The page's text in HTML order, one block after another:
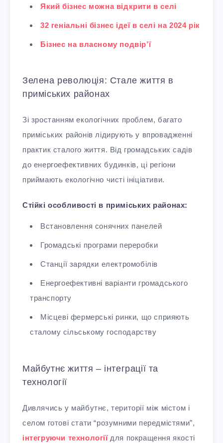
Який бізнес можна відкрити в селі
32 геніальні бізнес ідеї в селі на 2024 рік
Бізнес на власному подвір’ї
Зелена революція: Стале життя в
приміських районах
Зі зростанням екологічних проблем, багато
приміських районів лідирують у впровадженні
практик сталого життя. Від громадських садів
до енергоефективних будинків, ці регіони
приймають екологічно чисті ініціативи.
Стійкі особливості в приміських районах:
Встановлення сонячних панелей
Громадські програми переробки
Станції зарядки електромобілів
Енергоефективні варіанти громадського
транспорту
Місцеві фермерські ринки, що сприяють
сталому сільському господарству
Майбутнє життя – інтеграції та
технології
Дивлячись у майбутнє, території між містом і
селом готові стати “розумними передмістями”,
інтегруючи технології для покращення якості